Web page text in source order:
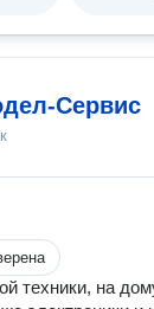
Сервис
техники, на